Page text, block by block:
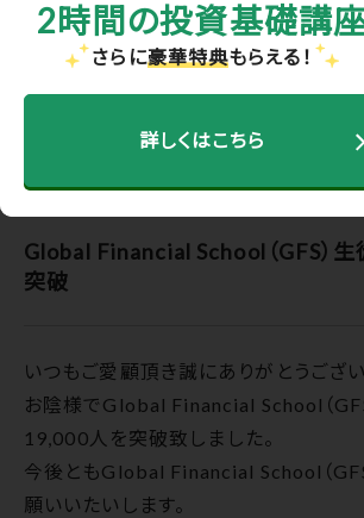
2時間の投資基礎講
さらに豪華特典もらえる！
詳しくはこちら
ホーム>お知らせ・メディア実績> Global Financial
人突破
Global Financial School（GFS）
突破
いつもご愛顧頂き誠にありがとうござい
お陰様でGlobal Financial School（
19,000人を突破致しました。
今後ともGlobal Financial School（GFS
願いいたいします。